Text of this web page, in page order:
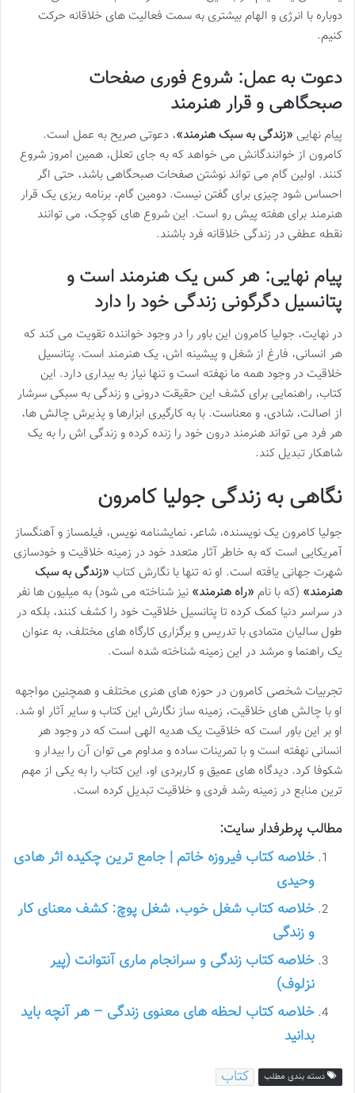
دوباره با انرژی و الهام بیشتری به سمت فعالیت های خلاقانه حرکت
کنیم.
دعوت به عمل: شروع فوری صفحات
صبحگاهی و قرار هنرمند
پیام نهایی «زندگی به سبک هنرمند»، دعوتی صریح به عمل است.
کامرون از خوانندگانش می خواهد که به جای تعلل، همین امروز شروع
کنند. اولین گام می تواند نوشتن صفحات صبحگاهی باشد، حتی اگر
احساس شود چیزی برای گفتن نیست. دومین گام، برنامه ریزی یک قرار
هنرمند برای هفته پیش رو است. این شروع های کوچک، می توانند
نقطه عطفی در زندگی خلاقانه فرد باشند.
پیام نهایی: هر کس یک هنرمند است و
پتانسیل دگرگونی زندگی خود را دارد
در نهایت، جولیا کامرون این باور را در وجود خواننده تقویت می کند که
هر انسانی، فارغ از شغل و پیشینه اش، یک هنرمند است. پتانسیل
خلاقیت در وجود همه ما نهفته است و تنها نیاز به بیداری دارد. این
کتاب، راهنمایی برای کشف این حقیقت درونی و زندگی به سبکی سرشار
از اصالت، شادی، و معناست. با به کارگیری ابزارها و پذیرش چالش ها،
هر فرد می تواند هنرمند درون خود را زنده کرده و زندگی اش را به یک
شاهکار تبدیل کند.
نگاهی به زندگی جولیا کامرون
جولیا کامرون یک نویسنده، شاعر، نمایشنامه نویس، فیلمساز و آهنگساز
آمریکایی است که به خاطر آثار متعدد خود در زمینه خلاقیت و خودسازی
شهرت جهانی یافته است. او نه تنها با نگارش کتاب «زندگی به سبک
هنرمند» (که با نام «راه هنرمند» نیز شناخته می شود) به میلیون ها نفر
در سراسر دنیا کمک کرده تا پتانسیل خلاقیت خود را کشف کنند، بلکه در
طول سالیان متمادی با تدریس و برگزاری کارگاه های مختلف، به عنوان
یک راهنما و مرشد در این زمینه شناخته شده است.
تجربیات شخصی کامرون در حوزه های هنری مختلف و همچنین مواجهه
او با چالش های خلاقیت، زمینه ساز نگارش این کتاب و سایر آثار او شد.
او بر این باور است که خلاقیت یک هدیه الهی است که در وجود هر
انسانی نهفته است و با تمرینات ساده و مداوم می توان آن را بیدار و
شکوفا کرد. دیدگاه های عمیق و کاربردی او، این کتاب را به یکی از مهم
ترین منابع در زمینه رشد فردی و خلاقیت تبدیل کرده است.
مطالب پرطرفدار سایت:
خلاصه کتاب فیروزه خاتم | جامع ترین چکیده اثر هادی
وحیدی
خلاصه کتاب شغل خوب، شغل پوچ: کشف معنای کار
و زندگی
خلاصه کتاب زندگی و سرانجام ماری آنتوانت (پیر
نزلوف)
خلاصه کتاب لحظه های معنوی زندگی – هر آنچه باید
بدانید
دسته بندی مطلب کتاب